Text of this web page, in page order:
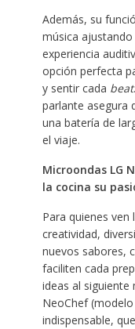
Además, su
música
experiencia
opción perfecta
y sentir cada beat
parlante asegura
una batería de
el viaje.
Microondas LG
la cocina su
Para quienes
creatividad,
nuevos sabores,
faciliten cada
ideas al siguiente
NeoChef
indispensable,